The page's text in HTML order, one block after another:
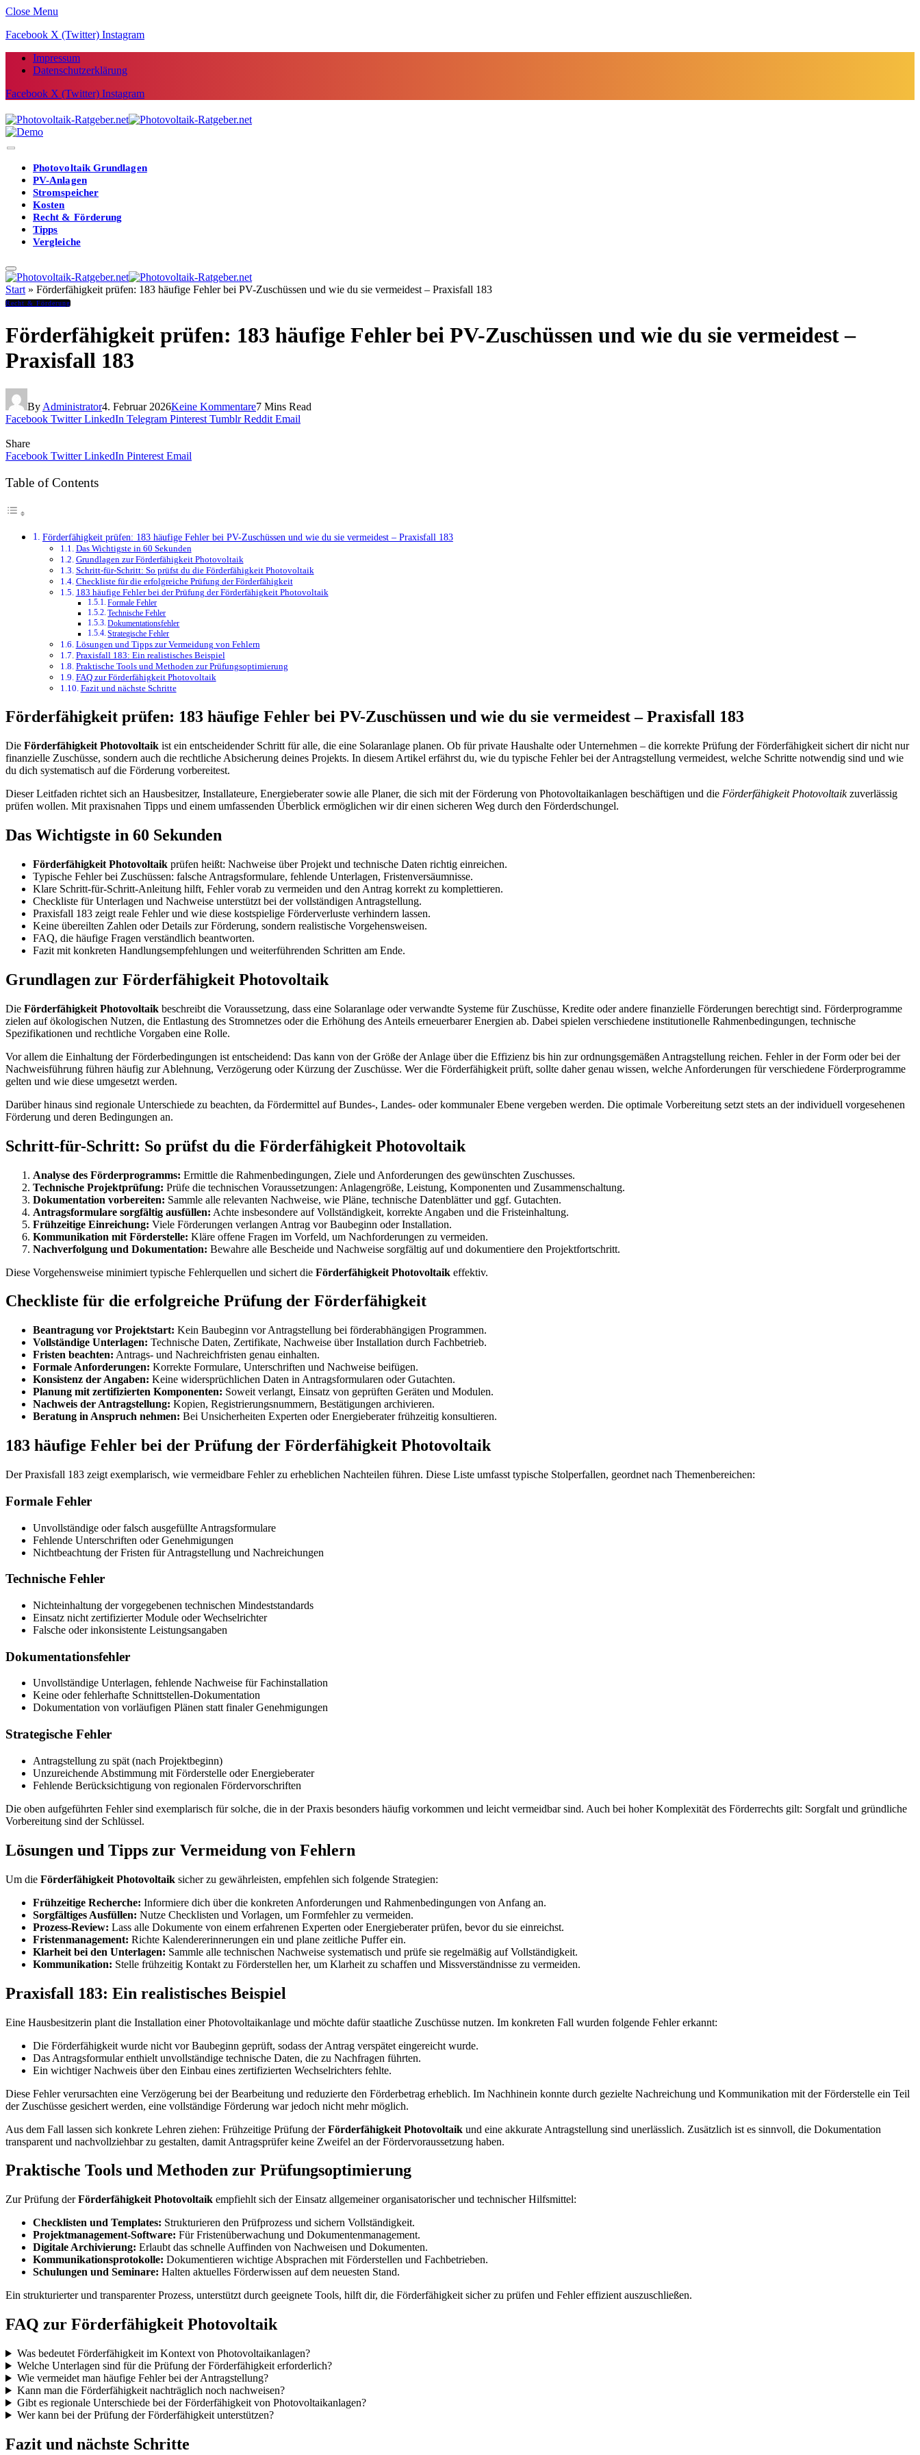
Close Menu
Facebook X (Twitter) Instagram
Impressum
Datenschutzerklärung
Facebook X (Twitter) Instagram
Photovoltaik Grundlagen
PV-Anlagen
Stromspeicher
Kosten
Recht & Förderung
Tipps
Vergleiche
Start » Förderfähigkeit prüfen: 183 häufige Fehler bei PV-Zuschüssen und wie du sie vermeidest – Praxisfall 183
Recht & Förderung
Förderfähigkeit prüfen: 183 häufige Fehler bei PV-Zuschüssen und wie du sie vermeidest –
Praxisfall 183
By Administrator4. Februar 2026Keine Kommentare7 Mins Read
Facebook Twitter LinkedIn Telegram Pinterest Tumblr Reddit Email
Share
Facebook Twitter LinkedIn Pinterest Email
Table of Contents
Förderfähigkeit prüfen: 183 häufige Fehler bei PV-Zuschüssen und wie du sie vermeidest – Praxisfall 183
Das Wichtigste in 60 Sekunden
Grundlagen zur Förderfähigkeit Photovoltaik
Schritt-für-Schritt: So prüfst du die Förderfähigkeit Photovoltaik
Checkliste für die erfolgreiche Prüfung der Förderfähigkeit
183 häufige Fehler bei der Prüfung der Förderfähigkeit Photovoltaik
Formale Fehler
Technische Fehler
Dokumentationsfehler
Strategische Fehler
Lösungen und Tipps zur Vermeidung von Fehlern
Praxisfall 183: Ein realistisches Beispiel
Praktische Tools und Methoden zur Prüfungsoptimierung
FAQ zur Förderfähigkeit Photovoltaik
Fazit und nächste Schritte
Förderfähigkeit prüfen: 183 häufige Fehler bei PV-Zuschüssen und wie du sie vermeidest – Praxisfall 183
Die Förderfähigkeit Photovoltaik ist ein entscheidender Schritt für alle, die eine Solaranlage planen. Ob für private Haushalte oder Unternehmen – die korrekte Prüfung der Förderfähigkeit sichert dir nicht nur
finanzielle Zuschüsse, sondern auch die rechtliche Absicherung deines Projekts. In diesem Artikel erfährst du, wie du typische Fehler bei der Antragstellung vermeidest, welche Schritte notwendig sind und wie
du dich systematisch auf die Förderung vorbereitest.
Dieser Leitfaden richtet sich an Hausbesitzer, Installateure, Energieberater sowie alle Planer, die sich mit der Förderung von Photovoltaikanlagen beschäftigen und die Förderfähigkeit Photovoltaikzuverlässig
prüfen wollen. Mit praxisnahen Tipps und einem umfassenden Überblick ermöglichen wir dir einen sicheren Weg durch den Förderdschungel.
Das Wichtigste in 60 Sekunden
Förderfähigkeit Photovoltaik prüfen heißt: Nachweise über Projekt und technische Daten richtig einreichen.
Typische Fehler bei Zuschüssen: falsche Antragsformulare, fehlende Unterlagen, Fristenversäumnisse.
Klare Schritt-für-Schritt-Anleitung hilft, Fehler vorab zu vermeiden und den Antrag korrekt zu komplettieren.
Checkliste für Unterlagen und Nachweise unterstützt bei der vollständigen Antragstellung.
Praxisfall 183 zeigt reale Fehler und wie diese kostspielige Förderverluste verhindern lassen.
Keine übereilten Zahlen oder Details zur Förderung, sondern realistische Vorgehensweisen.
FAQ, die häufige Fragen verständlich beantworten.
Fazit mit konkreten Handlungsempfehlungen und weiterführenden Schritten am Ende.
Grundlagen zur Förderfähigkeit Photovoltaik
Die Förderfähigkeit Photovoltaik beschreibt die Voraussetzung, dass eine Solaranlage oder verwandte Systeme für Zuschüsse, Kredite oder andere finanzielle Förderungen berechtigt sind. Förderprogramme
zielen auf ökologischen Nutzen, die Entlastung des Stromnetzes oder die Erhöhung des Anteils erneuerbarer Energien ab. Dabei spielen verschiedene institutionelle Rahmenbedingungen, technische
Spezifikationen und rechtliche Vorgaben eine Rolle.
Vor allem die Einhaltung der Förderbedingungen ist entscheidend: Das kann von der Größe der Anlage über die Effizienz bis hin zur ordnungsgemäßen Antragstellung reichen. Fehler in der Form oder bei der
Nachweisführung führen häufig zur Ablehnung, Verzögerung oder Kürzung der Zuschüsse. Wer die Förderfähigkeit prüft, sollte daher genau wissen, welche Anforderungen für verschiedene Förderprogramme
gelten und wie diese umgesetzt werden.
Darüber hinaus sind regionale Unterschiede zu beachten, da Fördermittel auf Bundes-, Landes- oder kommunaler Ebene vergeben werden. Die optimale Vorbereitung setzt stets an der individuell vorgesehenen
Förderung und deren Bedingungen an.
Schritt-für-Schritt: So prüfst du die Förderfähigkeit Photovoltaik
Analyse des Förderprogramms: Ermittle die Rahmenbedingungen, Ziele und Anforderungen des gewünschten Zuschusses.
Technische Projektprüfung: Prüfe die technischen Voraussetzungen: Anlagengröße, Leistung, Komponenten und Zusammenschaltung.
Dokumentation vorbereiten: Sammle alle relevanten Nachweise, wie Pläne, technische Datenblätter und ggf. Gutachten.
Antragsformulare sorgfältig ausfüllen: Achte insbesondere auf Vollständigkeit, korrekte Angaben und die Fristeinhaltung.
Frühzeitige Einreichung: Viele Förderungen verlangen Antrag vor Baubeginn oder Installation.
Kommunikation mit Förderstelle: Kläre offene Fragen im Vorfeld, um Nachforderungen zu vermeiden.
Nachverfolgung und Dokumentation: Bewahre alle Bescheide und Nachweise sorgfältig auf und dokumentiere den Projektfortschritt.
Diese Vorgehensweise minimiert typische Fehlerquellen und sichert die Förderfähigkeit Photovoltaik effektiv.
Checkliste für die erfolgreiche Prüfung der Förderfähigkeit
Beantragung vor Projektstart: Kein Baubeginn vor Antragstellung bei förderabhängigen Programmen.
Vollständige Unterlagen: Technische Daten, Zertifikate, Nachweise über Installation durch Fachbetrieb.
Fristen beachten: Antrags- und Nachreichfristen genau einhalten.
Formale Anforderungen: Korrekte Formulare, Unterschriften und Nachweise beifügen.
Konsistenz der Angaben: Keine widersprüchlichen Daten in Antragsformularen oder Gutachten.
Planung mit zertifizierten Komponenten: Soweit verlangt, Einsatz von geprüften Geräten und Modulen.
Nachweis der Antragstellung: Kopien, Registrierungsnummern, Bestätigungen archivieren.
Beratung in Anspruch nehmen: Bei Unsicherheiten Experten oder Energieberater frühzeitig konsultieren.
183 häufige Fehler bei der Prüfung der Förderfähigkeit Photovoltaik
Der Praxisfall 183 zeigt exemplarisch, wie vermeidbare Fehler zu erheblichen Nachteilen führen. Diese Liste umfasst typische Stolperfallen, geordnet nach Themenbereichen:
Formale Fehler
Unvollständige oder falsch ausgefüllte Antragsformulare
Fehlende Unterschriften oder Genehmigungen
Nichtbeachtung der Fristen für Antragstellung und Nachreichungen
Technische Fehler
Nichteinhaltung der vorgegebenen technischen Mindeststandards
Einsatz nicht zertifizierter Module oder Wechselrichter
Falsche oder inkonsistente Leistungsangaben
Dokumentationsfehler
Unvollständige Unterlagen, fehlende Nachweise für Fachinstallation
Keine oder fehlerhafte Schnittstellen-Dokumentation
Dokumentation von vorläufigen Plänen statt finaler Genehmigungen
Strategische Fehler
Antragstellung zu spät (nach Projektbeginn)
Unzureichende Abstimmung mit Förderstelle oder Energieberater
Fehlende Berücksichtigung von regionalen Fördervorschriften
Die oben aufgeführten Fehler sind exemplarisch für solche, die in der Praxis besonders häufig vorkommen und leicht vermeidbar sind. Auch bei hoher Komplexität des Förderrechts gilt: Sorgfalt und gründliche
Vorbereitung sind der Schlüssel.
Lösungen und Tipps zur Vermeidung von Fehlern
Um die Förderfähigkeit Photovoltaik sicher zu gewährleisten, empfehlen sich folgende Strategien:
Frühzeitige Recherche: Informiere dich über die konkreten Anforderungen und Rahmenbedingungen von Anfang an.
Sorgfältiges Ausfüllen: Nutze Checklisten und Vorlagen, um Formfehler zu vermeiden.
Prozess-Review: Lass alle Dokumente von einem erfahrenen Experten oder Energieberater prüfen, bevor du sie einreichst.
Fristenmanagement: Richte Kalendererinnerungen ein und plane zeitliche Puffer ein.
Klarheit bei den Unterlagen: Sammle alle technischen Nachweise systematisch und prüfe sie regelmäßig auf Vollständigkeit.
Kommunikation: Stelle frühzeitig Kontakt zu Förderstellen her, um Klarheit zu schaffen und Missverständnisse zu vermeiden.
Praxisfall 183: Ein realistisches Beispiel
Eine Hausbesitzerin plant die Installation einer Photovoltaikanlage und möchte dafür staatliche Zuschüsse nutzen. Im konkreten Fall wurden folgende Fehler erkannt:
Die Förderfähigkeit wurde nicht vor Baubeginn geprüft, sodass der Antrag verspätet eingereicht wurde.
Das Antragsformular enthielt unvollständige technische Daten, die zu Nachfragen führten.
Ein wichtiger Nachweis über den Einbau eines zertifizierten Wechselrichters fehlte.
Diese Fehler verursachten eine Verzögerung bei der Bearbeitung und reduzierte den Förderbetrag erheblich. Im Nachhinein konnte durch gezielte Nachreichung und Kommunikation mit der Förderstelle ein Teil
der Zuschüsse gesichert werden, eine vollständige Förderung war jedoch nicht mehr möglich.
Aus dem Fall lassen sich konkrete Lehren ziehen: Frühzeitige Prüfung derFörderfähigkeit Photovoltaik und eine akkurate Antragstellung sind unerlässlich. Zusätzlich ist es sinnvoll, die Dokumentation
transparent und nachvollziehbar zu gestalten, damit Antragsprüfer keine Zweifel an der Fördervoraussetzung haben.
Praktische Tools und Methoden zur Prüfungsoptimierung
Zur Prüfung derFörderfähigkeit Photovoltaik empfiehlt sich der Einsatz allgemeiner organisatorischer und technischer Hilfsmittel:
Checklisten und Templates: Strukturieren den Prüfprozess und sichern Vollständigkeit.
Projektmanagement-Software: Für Fristenüberwachung und Dokumentenmanagement.
Digitale Archivierung: Erlaubt das schnelle Auffinden von Nachweisen und Dokumenten.
Kommunikationsprotokolle: Dokumentieren wichtige Absprachen mit Förderstellen und Fachbetrieben.
Schulungen und Seminare: Halten aktuelles Förderwissen auf dem neuesten Stand.
Ein strukturierter und transparenter Prozess, unterstützt durch geeignete Tools, hilft dir, die Förderfähigkeit sicher zu prüfen und Fehler effizient auszuschließen.
FAQ zur Förderfähigkeit Photovoltaik
Was bedeutet Förderfähigkeit im Kontext von Photovoltaikanlagen?
Welche Unterlagen sind für die Prüfung der Förderfähigkeit erforderlich?
Wie vermeidet man häufige Fehler bei der Antragstellung?
Kann man die Förderfähigkeit nachträglich noch nachweisen?
Gibt es regionale Unterschiede bei der Förderfähigkeit von Photovoltaikanlagen?
Wer kann bei der Prüfung der Förderfähigkeit unterstützen?
Fazit und nächste Schritte